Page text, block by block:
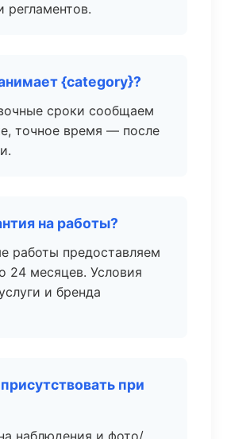
регламентов.
{category}?
сроки сообщаем
точное время — после
на работы?
работы предоставляем
24 месяцев. Условия
и бренда
при
наблюдения и фото/